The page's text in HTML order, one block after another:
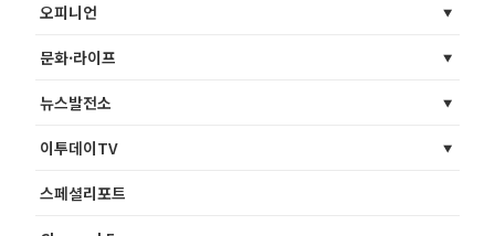
오피니언
문화·라이프
뉴스발전소
이투데이TV
스페셜리포트